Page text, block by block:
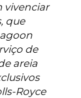
vivenciar
que
de
areia
Royce